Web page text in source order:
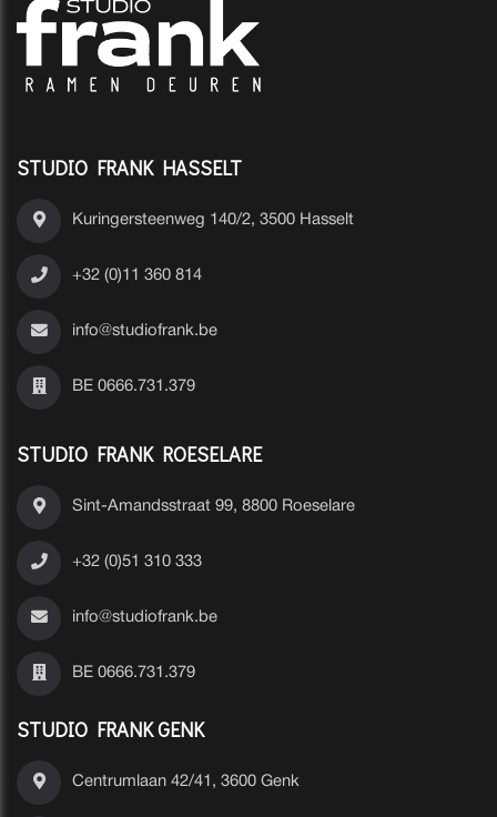
STUDIO FRANK HASSELT
Kuringersteenweg 140/2, 3500 Hasselt
+32 (0)11 360 814
info@studiofrank.be
BE 0666.731.379
STUDIO FRANK ROESELARE
Sint-Amandsstraat 99, 8800 Roeselare
+32 (0)51 310 333
info@studiofrank.be
BE 0666.731.379
STUDIO FRANK GENK
Centrumlaan 42/41, 3600 Genk